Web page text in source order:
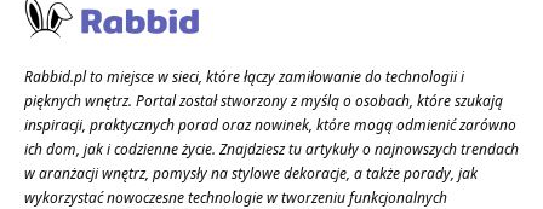
Rabbid.pl to miejsce w sieci, które łączy zamiłowanie do technologii i
pięknych wnętrz. Portal został stworzony z myślą o osobach, które szukają
inspiracji, praktycznych porad oraz nowinek, które mogą odmienić zarówno
ich dom, jak i codzienne życie. Znajdziesz tu artykuły o najnowszych trendach
w aranżacji wnętrz, pomysły na stylowe dekoracje, a także porady, jak
wykorzystać nowoczesne technologie w tworzeniu funkcjonalnych